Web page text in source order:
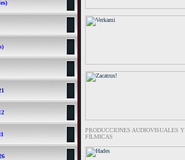
PRODUCCIONES AUDIOVISUALES Y
FÍLMICAS